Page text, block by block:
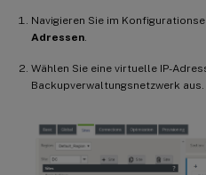
Navigieren Sie im
Adressen.
Wählen Sie eine virtuelle IP-
Backupverwaltungsnetzwerk aus.